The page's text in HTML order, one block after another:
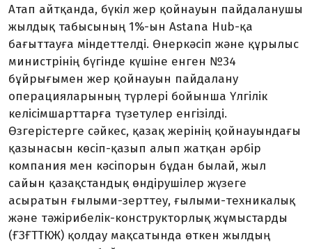
Атап айтқанда, бүкіл жер қойнауын пайдаланушы
жылдық табысының 1%-ын Astana Hub-қа
бағыттауға міндеттелді. Өнеркәсіп және құрылыс
ми­нист­рінің бүгінде күшіне енген №34
бұйрығымен жер қойнауын пайдалану
операцияларының түрлері бойынша Үлгілік
келісімшарттарға түзетулер енгізілді.
Өзгерістерге сәйкес, қазақ жерінің қойнауындағы
қазынасын көсіп-қазып алып жатқан әрбір
компания мен кәсіпорын бұдан былай, жыл
сайын қазақстандық өндірушілер жүзеге
асыратын ғылыми-зерттеу, ғылыми-техникалық
және тәжірибелік-конс­трукторлық жұмыстарды
(ҒЗҒТТКЖ) қолдау мақсатында өткен жылдың